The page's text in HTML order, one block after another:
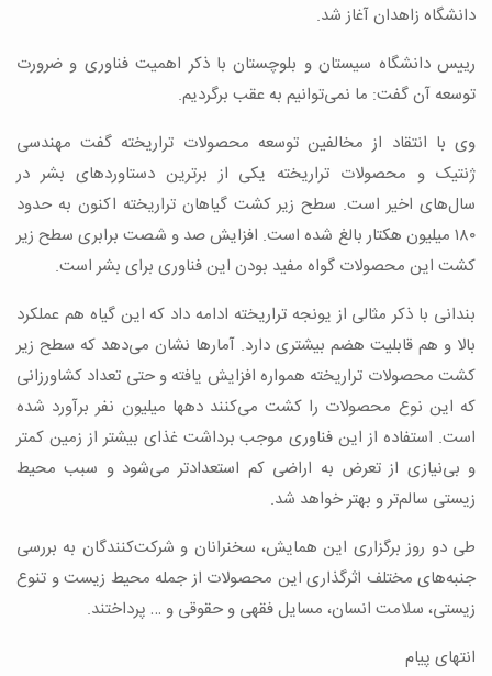
دانشگاه زاهدان آغاز شد.
رییس دانشگاه سیستان و بلوچستان با ذکر اهمیت فناوری و ضرورت
توسعه آن گفت: ما نمی‌توانیم به عقب برگردیم.
وی با انتقاد از مخالفین توسعه محصولات تراریخته گفت مهندسی
ژنتیک و محصولات تراریخته یکی از برترین دستاوردهای بشر در
سال‌های اخیر است. سطح زیر کشت گیاهان تراریخته اکنون به حدود
۱۸۰ میلیون هکتار بالغ شده است. افزایش صد و شصت برابری سطح زیر
کشت این محصولات گواه مفید بودن این فناوری برای بشر است.
بندانی با ذکر مثالی از یونجه تراریخته ادامه داد که این گیاه هم عملکرد
بالا و هم قابلیت هضم بیشتری دارد. آمارها نشان می‌دهد که سطح زیر
کشت محصولات تراریخته همواره افزایش یافته و حتی تعداد کشاورزانی
که این نوع محصولات را کشت می‌کنند دهها میلیون نفر برآورد شده
است. استفاده از این فناوری موجب برداشت غذای بیشتر از زمین کمتر
و بی‌نیازی از تعرض به اراضی کم استعدادتر می‌شود و سبب محیط
زیستی سالم‌تر و بهتر خواهد شد.
طی دو روز برگزاری این همایش، سخنرانان و شرکت‌کنندگان به بررسی
جنبه‌های مختلف اثرگذاری این محصولات از جمله محیط زیست و تنوع
زیستی، سلامت انسان، مسایل فقهی و حقوقی و … پرداختند.
انتهای پیام